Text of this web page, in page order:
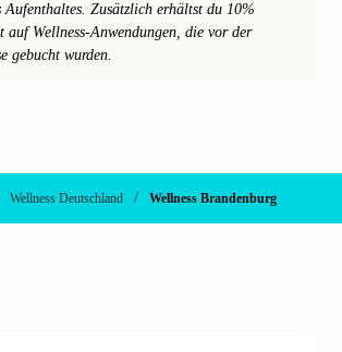
Aufenthaltes. Zusätzlich erhältst du 10%
auf Wellness-Anwendungen, die vor der
gebucht wurden.
Wellness Deutschland / Wellness Brandenburg